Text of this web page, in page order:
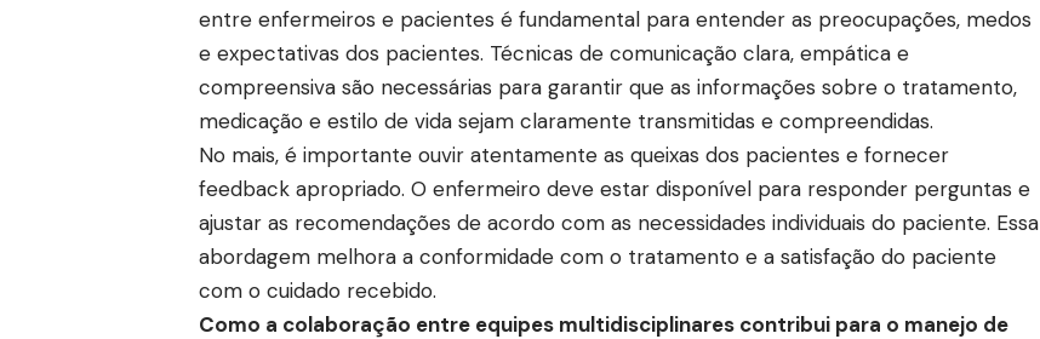
entre enfermeiros e pacientes é fundamental para entender as preocupações, medos
e expectativas dos pacientes. Técnicas de comunicação clara, empática e
compreensiva são necessárias para garantir que as informações sobre o tratamento,
medicação e estilo de vida sejam claramente transmitidas e compreendidas.
No mais, é importante ouvir atentamente as queixas dos pacientes e fornecer
feedback apropriado. O enfermeiro deve estar disponível para responder perguntas e
ajustar as recomendações de acordo com as necessidades individuais do paciente. Essa
abordagem melhora a conformidade com o tratamento e a satisfação do paciente
com o cuidado recebido.
Como a colaboração entre equipes multidisciplinares contribui para o manejo de